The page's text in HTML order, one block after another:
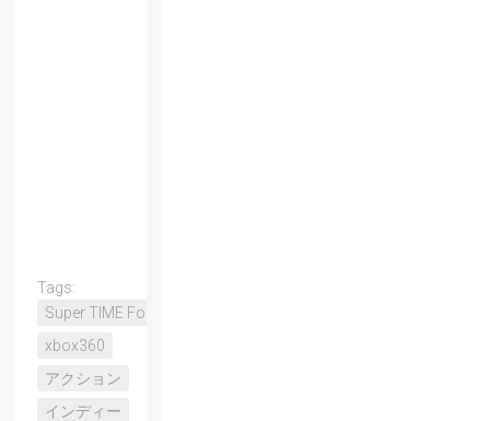
Tags:
Super TIME Force
xbox360
アクション
インディー